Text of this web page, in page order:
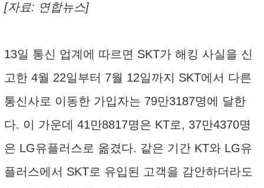
[자료: 연합뉴스]
13일 통신 업계에 따르면 SKT가 해킹 사실을 신
고한 4월 22일부터 7월 12일까지 SKT에서 다른
통신사로 이동한 가입자는 79만3187명에 달한
다. 이 가운데 41만8817명은 KT로, 37만4370명
은 LG유플러스로 옮겼다. 같은 기간 KT와 LG유
플러스에서 SKT로 유입된 고객을 감안하더라도